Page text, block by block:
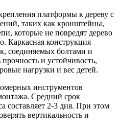
платформы к дереву с
таких как кронштейны,
которые не повредят дерево
Каркасная конструкция
соединяемых болтами и
и устойчивость,
нагрузки и вес детей.
инструментов
Средний срок
составляет 2-3 дня. При этом
вертикальность и